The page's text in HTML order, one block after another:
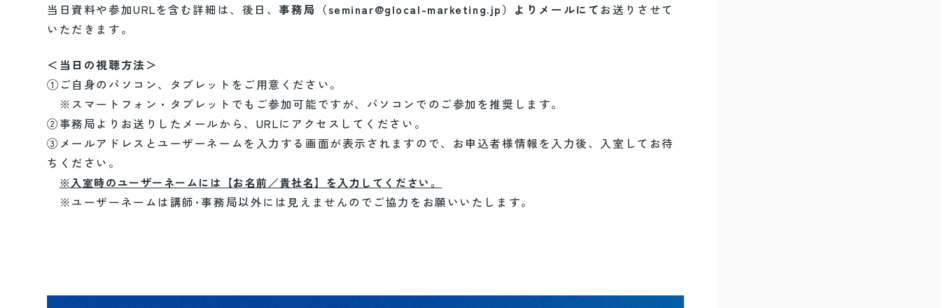
当日資料や参加URLを含む詳細は、後日、事務局（seminar@glocal-marketing.jp）よりメールにてお送りさせて
いただきます。
＜当日の視聴方法＞
①ご自身のパソコン、タブレットをご用意ください。
※スマートフォン・タブレットでもご参加可能ですが、パソコンでのご参加を推奨します。
②事務局よりお送りしたメールから、URLにアクセスしてください。
③メールアドレスとユーザーネームを入力する画面が表示されますので、お申込者様情報を入力後、入室してお待
ちください。
※入室時のユーザーネームには【お名前／貴社名】を入力してください。
※ユーザーネームは講師･事務局以外には見えませんのでご協力をお願いいたします。